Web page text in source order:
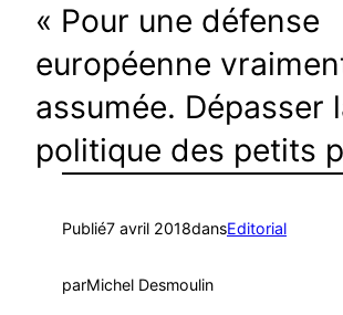
« Pour une défense
européenne
assumée. Dépasser
politique des petits
Publié7 avril 2018dansEditorial
parMichel Desmoulin